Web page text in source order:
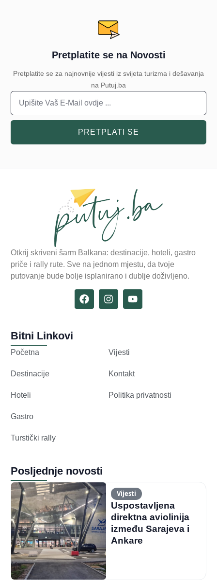
Pretplatite se na Novosti
Pretplatite se za najnovnije vijesti iz svijeta turizma i dešavanja
na Putuj.ba
PRETPLATI SE
Otkrij skriveni šarm Balkana: destinacije, hoteli, gastro
priče i rally rute. Sve na jednom mjestu, da tvoje
putovanje bude bolje isplanirano i dublje doživljeno.
Bitni Linkovi
Početna
Destinacije
Hoteli
Gastro
Turstički rally
Vijesti
Kontakt
Politika privatnosti
Posljednje novosti
Vijesti
Uspostavljena
direktna aviolinija
između Sarajeva i
Ankare